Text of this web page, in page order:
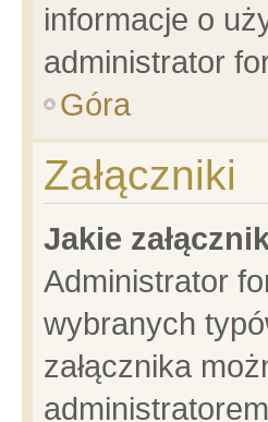
informacje o
administrator
Góra
Załączniki
Jakie
Administrator
wybranych
załącznika